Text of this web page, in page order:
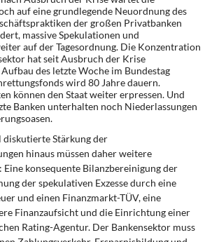
Moderne
Stiftung
auf eine grundlegende Neuordnung des
der großen Privatbanken
massive Spekulationen und
auf der Tagesordnung. Die Konzentration
hat seit Ausbruch der Krise
des letzte Woche im Bundestag
wird 80 Jahre dauern.
können den Staat weiter erpressen. Und
Banken unterhalten noch Niederlassungen
Stärkung der
hinaus müssen daher weitere
konsequente Bilanzbereinigung der
der spekulativen Exzesse durch eine
und einen Finanzmarkt-TÜV, eine
Finanzaufsicht und die Einrichtung einer
Rating-Agentur. Der Bankensektor muss